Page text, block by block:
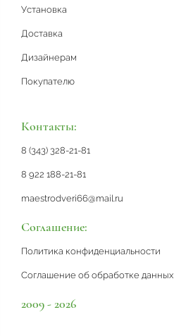
Установка
Доставка
Дизайнерам
Покупателю
Контакты:
8 (343) 328-21-81
8 922 188-21-81
maestrodveri66@mail.ru
Соглашение:
Политика конфиденциальности
Соглашение об обработке данных
2009 - 2026